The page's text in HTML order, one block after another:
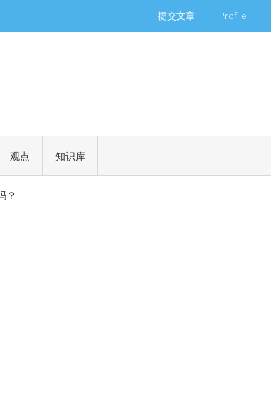
提交文章 Profile
观点 知识库
商业机会
界的文化革命
批准
？